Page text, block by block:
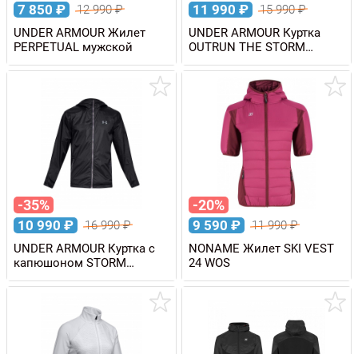
7 850 ₽ 12 990₽
UNDER ARMOUR Жилет
PERPETUAL мужской
11 990 ₽ 15 990₽
UNDER ARMOUR Куртка
OUTRUN THE STORM
JACKET мужская
-35%
10 990 ₽ 16 990₽
UNDER ARMOUR Куртка с
капюшоном STORM
FOREFRONT RAIN WP
10K/10K мужская
-20%
9 590 ₽ 11 990₽
NONAME Жилет SKI VEST
24 WOS